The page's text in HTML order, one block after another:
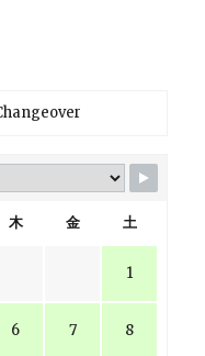
木 金 土
1
6 7 8